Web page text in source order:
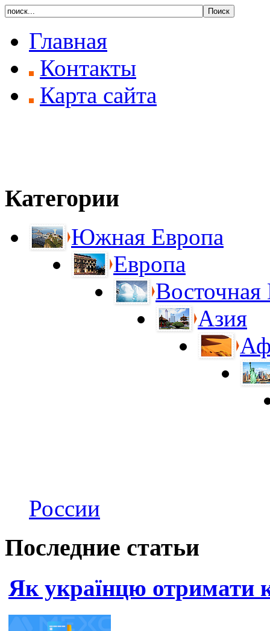
Главная
Контакты
Карта сайта
Категории
Южная Европа
Европа
Восточная
Азия
России
Последние статьи
Як українцю отримати